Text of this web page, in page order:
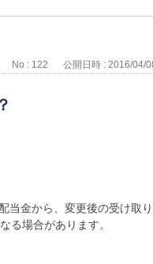
No : 122 公開日時 : 2016/04/
当金から、変更後の受け取
る場合があります。